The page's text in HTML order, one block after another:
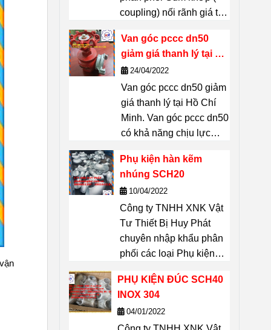
biết gì về những phụ
coupling) nối rãnh giá tốt
Minh Hãy Liên hệ 24/7 Mr
Dũng 0909651167 Email:
Vattuhuyphat@gmail.com
Van góc pccc dn50
giảm giá thanh lý tại Hồ
Chí Minh
24/04/2022
Van góc pccc dn50 giảm
giá thanh lý tại Hồ Chí
Minh. Van góc pccc dn50
có khả năng chịu lực
không thể thiếu được
trong công tác PCCC:
Tiêu chuẩn ngàm nối :
TCVN. Chất liệu: Gang.
Kích thước D50(mm).
Trọng lượng van gang
DN50(không ngàm): 2kg.
DN50 (có ngàm): 2,1kg.
liên hệ 0909651167
Dũng để biết giá thanh lý
Phụ kiện hàn kẽm
nhúng SCH20
10/04/2022
Công ty TNHH XNK Vật
Tư Thiết Bị Huy Phát
chuyên nhập khẩu phân
phối các loại Phụ kiện
dung cho đường ống.
Sản phẩm Phụ kiện hàn
kẽm nhúng SCH20 dùng
PHỤ KIỆN ĐÚC SCH40
INOX 304
04/01/2022